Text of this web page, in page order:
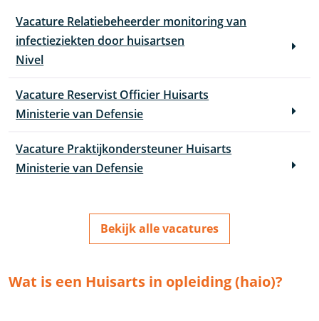
Vacature Relatiebeheerder monitoring van
infectieziekten door huisartsen
Nivel
Vacature Reservist Officier Huisarts
Ministerie van Defensie
Vacature Praktijkondersteuner Huisarts
Ministerie van Defensie
Bekijk alle vacatures
Wat is een Huisarts in opleiding (haio)?